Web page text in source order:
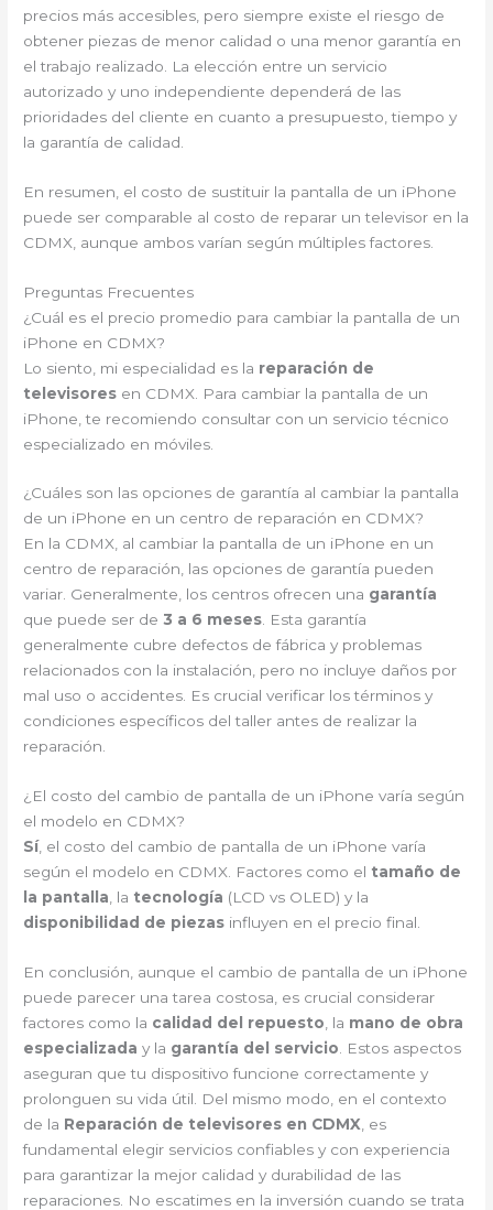
precios más accesibles, pero siempre existe el riesgo de
obtener piezas de menor calidad o una menor garantía en
el trabajo realizado. La elección entre un servicio
autorizado y uno independiente dependerá de las
prioridades del cliente en cuanto a presupuesto, tiempo y
la garantía de calidad.
En resumen, el costo de sustituir la pantalla de un iPhone
puede ser comparable al costo de reparar un televisor en la
CDMX, aunque ambos varían según múltiples factores.
Preguntas Frecuentes
¿Cuál es el precio promedio para cambiar la pantalla de un
iPhone en CDMX?
Lo siento, mi especialidad es la reparación de
televisores en CDMX. Para cambiar la pantalla de un
iPhone, te recomiendo consultar con un servicio técnico
especializado en móviles.
¿Cuáles son las opciones de garantía al cambiar la pantalla
de un iPhone en un centro de reparación en CDMX?
En la CDMX, al cambiar la pantalla de un iPhone en un
centro de reparación, las opciones de garantía pueden
variar. Generalmente, los centros ofrecen una garantía
que puede ser de3 a 6 meses. Esta garantía
generalmente cubre defectos de fábrica y problemas
relacionados con la instalación, pero no incluye daños por
mal uso o accidentes. Es crucial verificar los términos y
condiciones específicos del taller antes de realizar la
reparación.
¿El costo del cambio de pantalla de un iPhone varía según
el modelo en CDMX?
Sí, el costo del cambio de pantalla de un iPhone varía
según el modelo en CDMX. Factores como el tamaño de
la pantalla, la tecnología (LCD vs OLED) y la
disponibilidad de piezas influyen en el precio final.
En conclusión, aunque el cambio de pantalla de un iPhone
puede parecer una tarea costosa, es crucial considerar
factores como la calidad del repuesto , la mano de obra
especializada y la garantía del servicio . Estos aspectos
aseguran que tu dispositivo funcione correctamente y
prolonguen su vida útil. Del mismo modo, en el contexto
de la Reparación de televisores en CDMX , es
fundamental elegir servicios confiables y con experiencia
para garantizar la mejor calidad y durabilidad de las
reparaciones. No escatimes en la inversión cuando se trata